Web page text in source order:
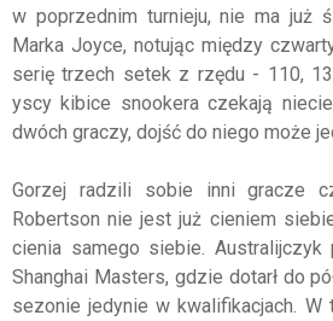
w poprzednim turnieju, nie ma już
Marka Joyce, notując między
serię trzech setek z rzędu - 110,
yscy kibice snookera czekają
dwóch graczy, dojść do niego może
Gorzej radzili sobie inni gracze
Robertson nie jest już cieniem
cienia samego siebie. Australijczyk
Shanghai Masters, gdzie dotarł do
sezonie jedynie w kwalifikacjach. W